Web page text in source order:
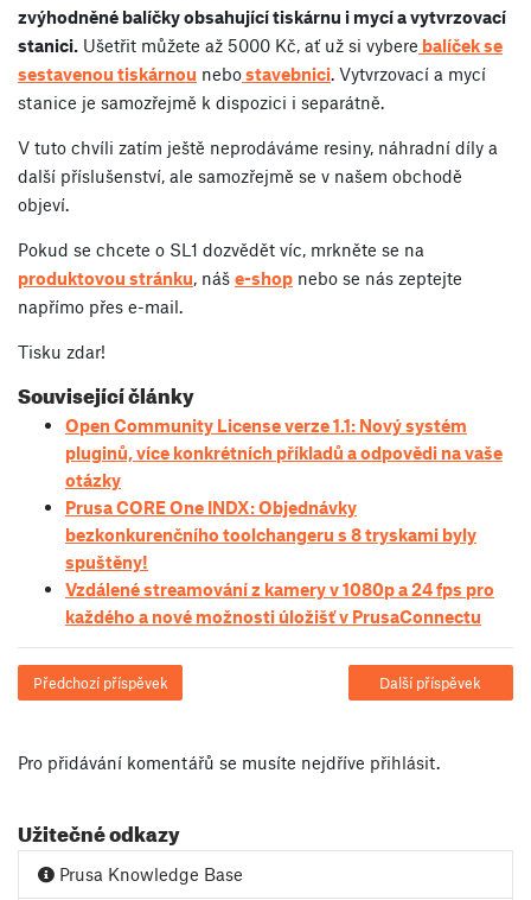
zvýhodněné balíčky obsahující tiskárnu i mycí a vytvrzovací
stanici. Ušetřit můžete až 5000 Kč, ať už si vybere balíček se
sestavenou tiskárnou nebostavebnici. Vytvrzovací a mycí
stanice je samozřejmě k dispozici i separátně.
V tuto chvíli zatím ještě neprodáváme resiny, náhradní díly a
další příslušenství, ale samozřejmě se v našem obchodě
objeví.
Pokud se chcete o SL1 dozvědět víc, mrkněte se na
produktovou stránku, náš e-shop nebo se nás zeptejte
napřímo přes e-mail.
Tisku zdar!
Související články
Open Community License verze 1.1: Nový systém
pluginů, více konkrétních příkladů a odpovědi na vaše
otázky
Prusa CORE One INDX: Objednávky
bezkonkurenčního toolchangeru s 8 tryskami byly
spuštěny!
Vzdálené streamování z kamery v 1080p a 24 fps pro
každého a nové možnosti úložišť v PrusaConnectu
Předchozí příspěvek Další příspěvek
Pro přidávání komentářů se musíte nejdříve přihlásit.
Užitečné odkazy
Prusa Knowledge Base